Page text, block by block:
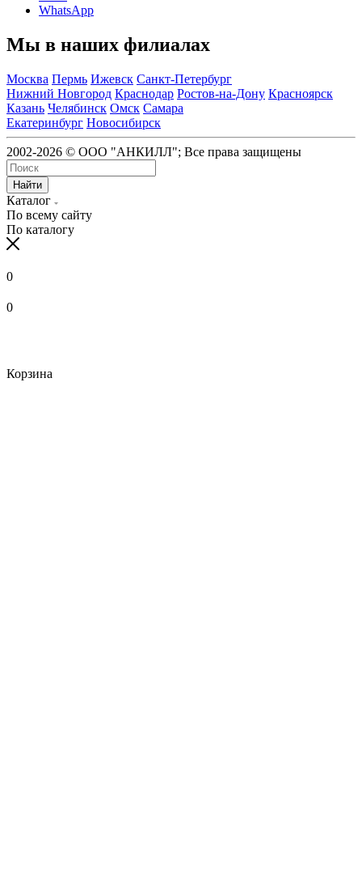
WhatsApp
Мы в наших филиалах
Москва Пермь Ижевск Санкт-Петербург
Нижний Новгород Краснодар Ростов-на-Дону Красноярск
Казань Челябинск Омск Самара
Екатеринбург Новосибирск
2002-2026 © ООО "АНКИЛЛ"; Все права защищены
Найти
Каталог
По всему сайту
По каталогу
0
0
Корзина